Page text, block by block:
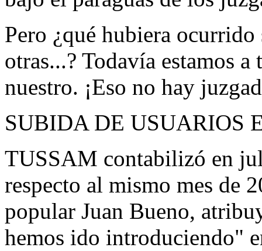
Pero ¿qué hubiera
otras...? Todavía estamos
nuestro. ¡Eso no hay
SUBIDA DE USUARIOS
TUSSAM contabilizó en
respecto al mismo mes de
popular Juan Bueno,
hemos ido introduciendo"